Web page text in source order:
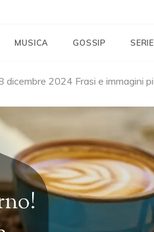
MUSICA GOSSIP
dicembre 2024 Frasi e immagini